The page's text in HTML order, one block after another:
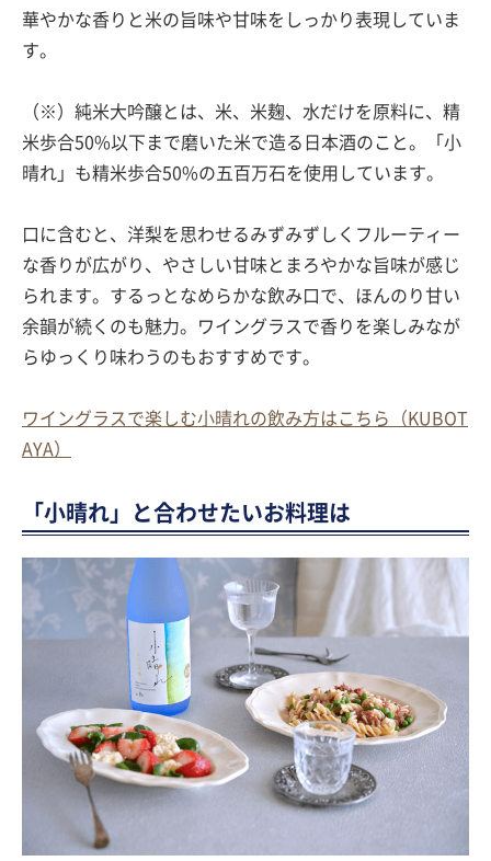
華やかな香りと米の旨味や甘味をしっかり表現していま
す。
（※）純米大吟醸とは、米、米麹、水だけを原料に、精
米歩合50%以下まで磨いた米で造る日本酒のこと。「小
晴れ」も精米歩合50%の五百万石を使用しています。
口に含むと、洋梨を思わせるみずみずしくフルーティー
な香りが広がり、やさしい甘味とまろやかな旨味が感じ
られます。するっとなめらかな飲み口で、ほんのり甘い
余韻が続くのも魅力。ワイングラスで香りを楽しみなが
らゆっくり味わうのもおすすめです。
ワイングラスで楽しむ小晴れの飲み方はこちら（KUBOT
AYA）
「小晴れ」と合わせたいお料理は